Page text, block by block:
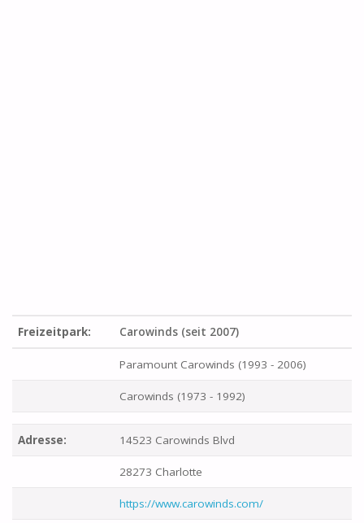
Freizeitpark: Carowinds (seit 2007)
Paramount Carowinds (1993 - 2006)
Carowinds (1973 - 1992)
Adresse: 14523 Carowinds Blvd
28273 Charlotte
https://www.carowinds.com/